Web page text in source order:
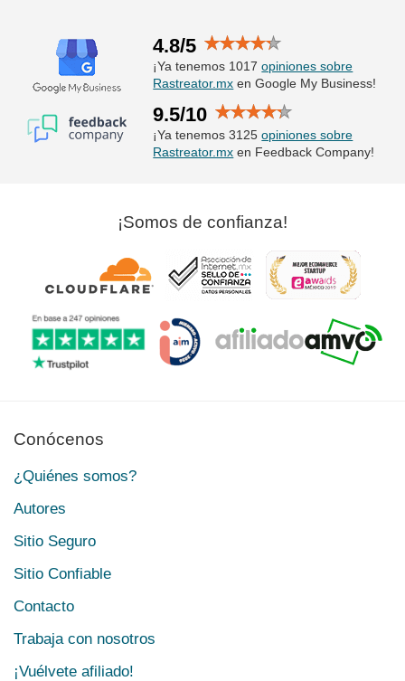
4.8/5
¡Ya tenemos 1017opiniones sobre
Rastreator.mx en Google My Business!
9.5/10
¡Ya tenemos 3125opiniones sobre
Rastreator.mx en Feedback Company!
¡Somos de confianza!
Conócenos
¿Quiénes somos?
Autores
Sitio Seguro
Sitio Confiable
Contacto
Trabaja con nosotros
¡Vuélvete afiliado!